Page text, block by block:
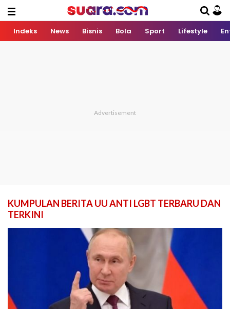
Indeks News Bisnis Bola Sport Lifestyle
KUMPULAN BERITA UU ANTI LGBT TERBARU DAN
TERKINI